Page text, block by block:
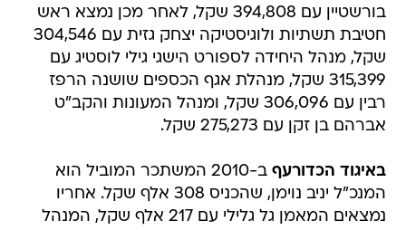
בורשטיין עם 394,808 שקל, לאחר מכן נמצא ראש
חטיבת תשתיות ולוגיסטיקה יצחק גזית עם 304,546
שקל, מנהל היחידה לספורט הישגי גילי לוסטיג עם
315,399 שקל, מנהלת אגף הכספים שושנה הרפז
רבין עם 306,096 שקל, ומנהל המעונות והקב"ט
אברהם בן זקן עם 275,273 שקל.
באיגוד הכדורעף
ב-2010 המשתכר המוביל הוא
המנכ"ל יניב נוימן, שהכניס 308 אלף שקל. אחריו
נמצאים המאמן גל גלילי עם 217 אלף שקל, המנהל